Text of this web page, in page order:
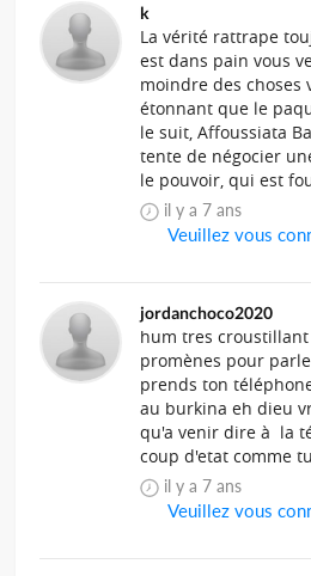
k
La vérité rattrape
est dans pain vous
moindre des choses
étonnant que le
le suit, Affoussiata
tente de négocier
le pouvoir, qui est
il y a 7 ans
Veuillez vous
jordanchoco2020
hum tres
promènes pour
prends ton
au burkina eh dieu
qu'a venir dire à la
coup d'etat comme
il y a 7 ans
Veuillez vous